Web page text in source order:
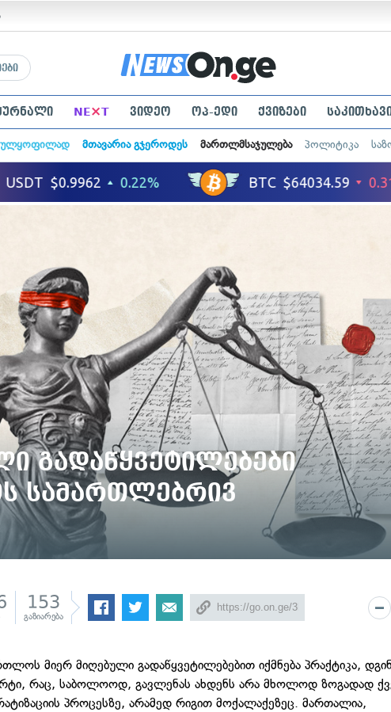
NE×T ვიდეო ოპ-ედი ქვიზები
მთავარია გჯეროდეს მართლმსაჯულება პოლიტიკა
გადაწყვეტილებები
სამართლებრივ
153
გაზიარება
მიერ მიღებული გადაწყვეტილებებით იქმნება პრაქტიკა,
რაც, საბოლოოდ, გავლენას ახდენს არა მხოლოდ ზოგადად
პროცესზე, არამედ რიგით მოქალაქეზეც. მართალია,